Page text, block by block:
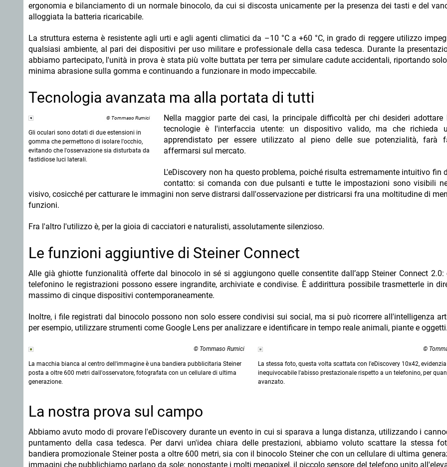
ergonomia e bilanciamento di un normale binocolo, da cui si discosta unicamente per la presenza dei tasti e del
alloggiata la batteria ricaricabile.
La struttura esterna è resistente agli urti e agli agenti climatici da –10 °C a +60 °C, in grado di reggere utilizzo
qualsiasi ambiente, al pari dei dispositivi per uso militare e professionale della casa tedesca. Durante la
abbiamo partecipato, l'unità in prova è stata più volte buttata per terra per simulare cadute accidentali, riportando
minima abrasione sulla gomma e continuando a funzionare in modo impeccabile.
Tecnologia avanzata ma alla portata di tutti
© Tommaso Rumici
Gli oculari sono dotati di due estensioni in
gomma che permettono di isolare l'occhio,
evitando che l'osservazione sia disturbata da
fastidiose luci laterali.
Nella maggior parte dei casi, la principale difficoltà per chi desideri adottare
tecnologie è l'interfaccia utente: un dispositivo valido, ma che richieda
apprendistato per essere utilizzato al pieno delle sue potenzialità, farà
affermarsi sul mercato.
L'eDiscovery non ha questo problema, poiché risulta estremamente intuitivo fin
contatto: si comanda con due pulsanti e tutte le impostazioni sono visibili
visivo, cosicché per catturare le immagini non serve distrarsi dall'osservazione per districarsi fra una moltitudine di
funzioni.
Fra l'altro l'utilizzo è, per la gioia di cacciatori e naturalisti, assolutamente silenzioso.
Le funzioni aggiuntive di Steiner Connect
Alle già ghiotte funzionalità offerte dal binocolo in sé si aggiungono quelle consentite dall’app Steiner Connect 2.0:
telefonino le registrazioni possono essere ingrandite, archiviate e condivise. È addirittura possibile trasmetterle in
massimo di cinque dispositivi contemporaneamente.
Inoltre, i file registrati dal binocolo possono non solo essere condivisi sui social, ma si può ricorrere all'intelligenza
per esempio, utilizzare strumenti come Google Lens per analizzare e identificare in tempo reale animali, piante e oggetti.
© Tommaso Rumici
La macchia bianca al centro dell'immagine è una bandiera pubblicitaria Steiner
posta a oltre 600 metri dall'osservatore, fotografata con un cellulare di ultima
generazione.
©
La stessa foto, questa volta scattata con l'eDiscovery 10x42,
inequivocabile l'abisso prestazionale rispetto a un telefonino, per
avanzato.
La nostra prova sul campo
Abbiamo avuto modo di provare l'eDiscovery durante un evento in cui si sparava a lunga distanza, utilizzando i
puntamento della casa tedesca. Per darvi un'idea chiara delle prestazioni, abbiamo voluto scattare la stessa
bandiera promozionale Steiner posta a oltre 600 metri, sia con il binocolo Steiner che con un cellulare di ultima
immagini che pubblichiamo parlano da sole: nonostante i molti megapixel, il piccolo sensore del telefono unito